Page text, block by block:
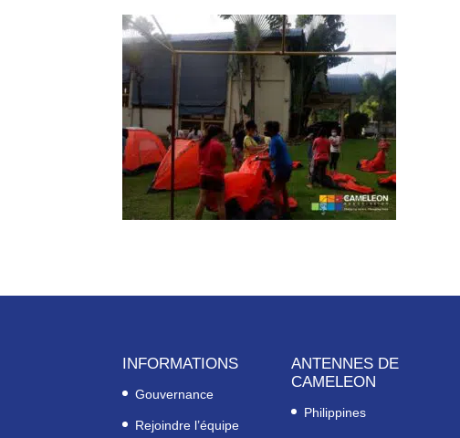
INFORMATIONS
Gouvernance
Rejoindre l’équipe
ANTENNES DE
CAMELEON
Philippines